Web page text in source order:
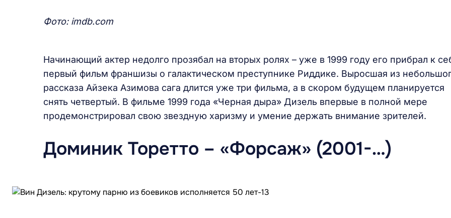
Фото: imdb.com
Начинающий актер недолго прозябал на вторых ролях – уже в 1999 году его прибрал к
первый фильм франшизы о галактическом преступнике Риддике. Выросшая из
рассказа Айзека Азимова сага длится уже три фильма, а в скором будущем планируется
снять четвертый. В фильме 1999 года «Черная дыра» Дизель впервые в полной мере
продемонстрировал свою звездную харизму и умение держать внимание зрителей.
Доминик Торетто – «Форсаж» (2001-…)